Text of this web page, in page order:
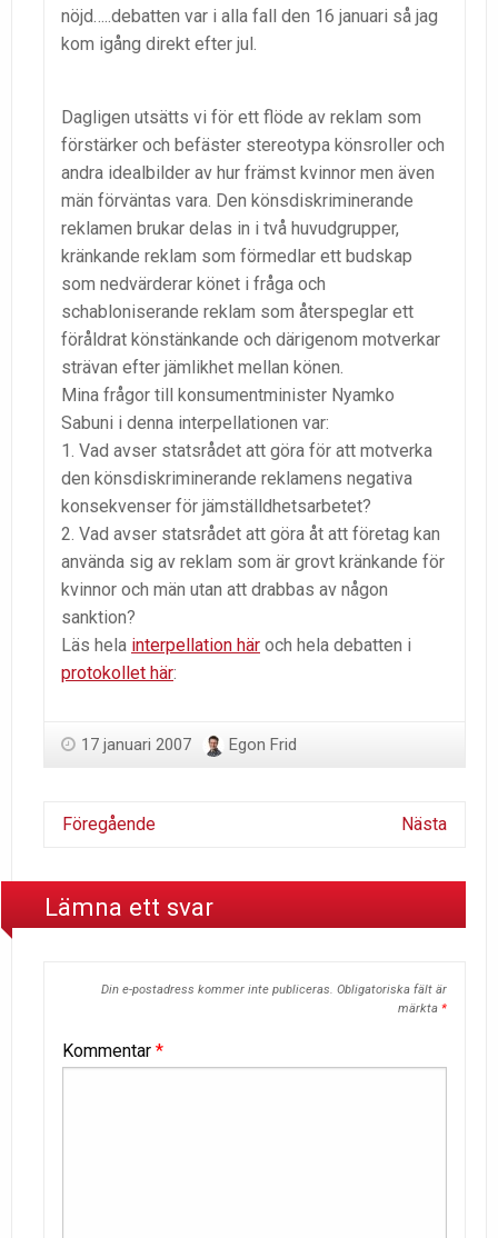
nöjd…..debatten var i alla fall den 16 januari så jag
kom igång direkt efter jul.
Dagligen utsätts vi för ett flöde av reklam som
förstärker och befäster stereotypa könsroller och
andra idealbilder av hur främst kvinnor men även
män förväntas vara. Den könsdiskriminerande
reklamen brukar delas in i två huvudgrupper,
kränkande reklam som förmedlar ett budskap
som nedvärderar könet i fråga och
schabloniserande reklam som återspeglar ett
föråldrat könstänkande och därigenom motverkar
strävan efter jämlikhet mellan könen.
Mina frågor till konsumentminister Nyamko
Sabuni i denna interpellationen var:
1. Vad avser statsrådet att göra för att motverka
den könsdiskriminerande reklamens negativa
konsekvenser för jämställdhetsarbetet?
2. Vad avser statsrådet att göra åt att företag kan
använda sig av reklam som är grovt kränkande för
kvinnor och män utan att drabbas av någon
sanktion?
Läs hela interpellation här och hela debatten i
protokollet här:
17 januari 2007 Egon Frid
Föregående Nästa
Lämna ett svar
Din e-postadress kommer inte publiceras. Obligatoriska fält är
märkta *
Kommentar *